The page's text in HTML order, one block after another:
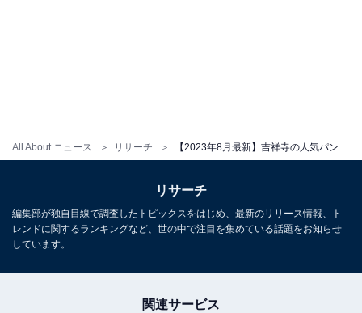
All About ニュース リサーチ 【2023年8月最新】吉祥寺の人気パン屋ランキングTOP10！ 1位は「genuine gluten free Where is a dog?」
リサーチ
編集部が独自目線で調査したトピックスをはじめ、最新のリリース情報、ト
レンドに関するランキングなど、世の中で注目を集めている話題をお知らせ
しています。
関連サービス